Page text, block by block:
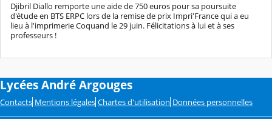
Djibril Diallo remporte une aide de 750 euros pour sa poursuite
d'étude en BTS ERPC lors de la remise de prix Impri'France qui a eu
lieu à l'imprimerie Coquand le 29 juin. Félicitations à lui et à ses
professeurs !
Lycées André Argouges
Contacts Mentions légales Chartes d'utilisation Données personnelles